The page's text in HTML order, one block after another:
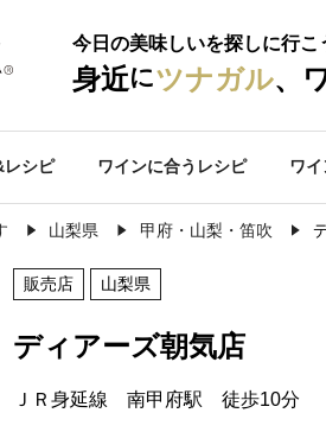
今日の美味しいを探しに行こ
身近にツナガル、
レシピ ワインに合うレシピ ワ
山梨県 甲府・山梨・笛吹
販売店 山梨県
ディアーズ朝気店
ＪＲ身延線 南甲府駅 徒歩10分